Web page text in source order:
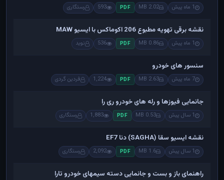
1 ماه پیش 2.02 MB
PDF
593 رستگاری
نقشه برقی تهویه مطبوع 206 اکوماکس با ایسیو MAW
1 ماه پیش 0.86 MB
PDF
536 نوید
سنسور های خودرو
7 ماه پیش 2.63 MB
PDF
1,224 فردین گردی
جانمایی فیوزها و رله های خودرو ری را
1 سال پیش 0.53 MB
PDF
1,883 رستگاری
نقشه ایسیو سقا (SAGHA) دنا EF7
1 سال پیش 1.6 MB
PDF
2,092 رستگاری
راهنمای باز و بست و جانمایی دسته سیمهای خودرو تارا